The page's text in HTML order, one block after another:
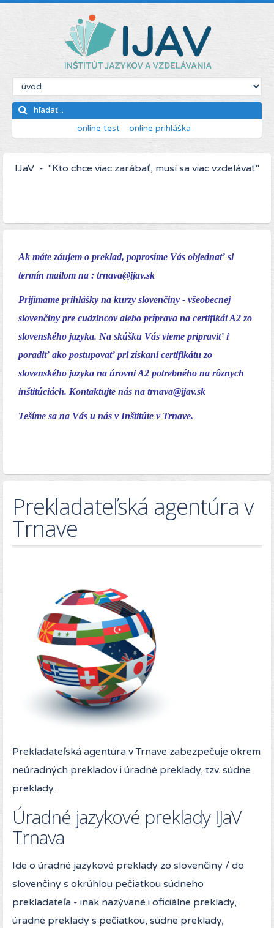
online test online prihláška
IJaV - "Kto chce viac zarábať, musí sa viac vzdelávať."
Ak máte záujem o preklad, poprosíme Vás objednať si
termín mailom na : trnava@ijav.sk
Prijímame prihlášky na kurzy slovenčiny - všeobecnej
slovenčiny pre cudzincov alebo príprava na certifikát A2 zo
slovenského jazyka. Na skúšku Vás vieme pripraviť i
poradiť ako postupovať pri získaní certifikátu zo
slovenského jazyka na úrovni A2 potrebného na rôznych
inštitúciách. Kontaktujte nás na trnava@ijav.sk
Tešíme sa na Vás u nás v Inštitúte v Trnave.
Prekladateľská agentúra v
Trnave
Prekladateľská agentúra v Trnave zabezpečuje okrem
neúradných prekladov i úradné preklady, tzv. súdne
preklady.
Úradné jazykové preklady IJaV
Trnava
Ide o úradné jazykové preklady zo slovenčiny / do
slovenčiny s okrúhlou pečiatkou súdneho
prekladateľa - inak nazývané i oficiálne preklady,
úradné preklady s pečiatkou, súdne preklady,